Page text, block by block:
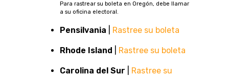
Para rastrear su boleta en Oregón, debe llamar
a su oficina electoral.
Pensilvania Rastree su boleta
Rhode Island Rastree su boleta
Carolina del Sur
Rastree su